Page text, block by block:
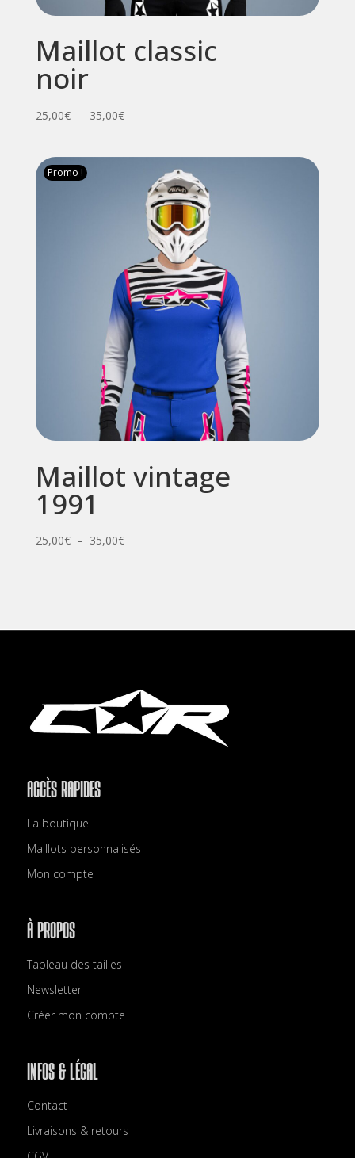
Maillot classic
noir
25,00€ – 35,00€Plage
35,00€
Promo !
Maillot vintage
1991
25,00€ – 35,00€Plage
35,00€
ACCÈS RAPIDES
La boutique
Maillots personnalisés
Mon compte
À PROPOS
Tableau des tailles
Newsletter
Créer mon compte
INFOS & LÉGAL
Contact
Livraisons & retours